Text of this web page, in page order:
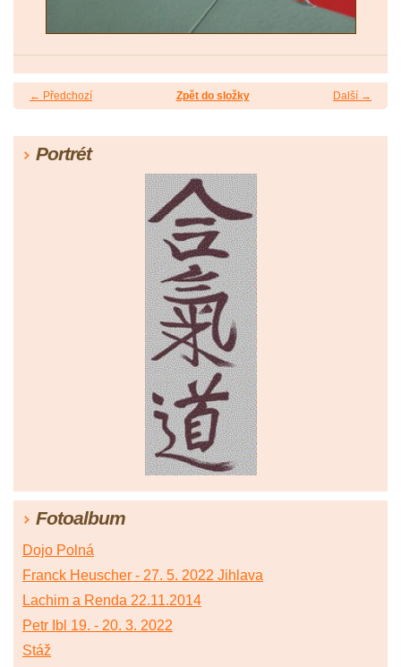
← Předchozí Další →
Zpět do složky
Portrét
Fotoalbum
Dojo Polná
Franck Heuscher - 27. 5. 2022 Jihlava
Lachim a Renda 22.11.2014
Petr Ibl 19. - 20. 3. 2022
Stáž